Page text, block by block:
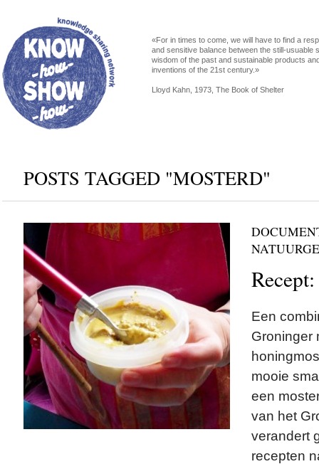
«For in times to come, we will have to find a
and sensitive balance between the still-usuable
wisdom of the past and sustainable products
inventions of the 21st century.»
Lloyd Kahn, 1973, The Book of Shelter
POSTS TAGGED "MOSTERD"
Een
Groninger
mooie
een
van het
verandert
recepten